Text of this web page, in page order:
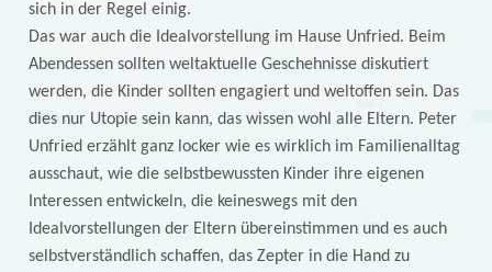
sich in der Regel einig.
Das war auch die Idealvorstellung im Hause Unfried. Beim
Abendessen sollten weltaktuelle Geschehnisse diskutiert
werden, die Kinder sollten engagiert und weltoffen sein. Das
dies nur Utopie sein kann, das wissen wohl alle Eltern. Peter
Unfried erzählt ganz locker wie es wirklich im Familienalltag
ausschaut, wie die selbstbewussten Kinder ihre eigenen
Interessen entwickeln, die keineswegs mit den
Idealvorstellungen der Eltern übereinstimmen und es auch
selbstverständlich schaffen, das Zepter in die Hand zu